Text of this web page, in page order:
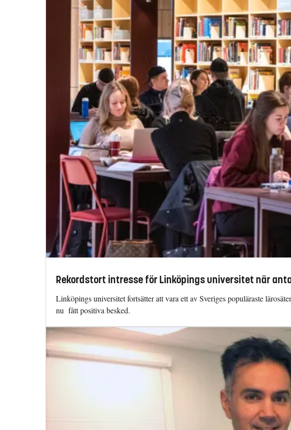
Rekordstort intresse för Linköpings universitet när
Linköpings universitet fortsätter att vara ett av Sveriges populäraste
nu fått positiva besked.